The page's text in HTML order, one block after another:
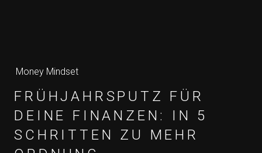
Money Mindset
FRÜHJAHRSPUTZ FÜR
DEINE FINANZEN: IN 5
SCHRITTEN ZU MEHR